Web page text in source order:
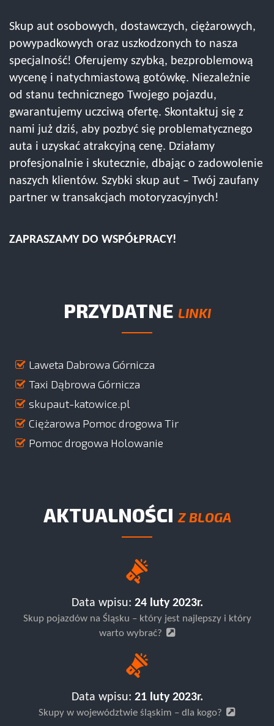
Skup aut osobowych, dostawczych, ciężarowych,
powypadkowych oraz uszkodzonych to nasza
specjalność! Oferujemy szybką, bezproblemową
wycenę i natychmiastową gotówkę. Niezależnie
od stanu technicznego Twojego pojazdu,
gwarantujemy uczciwą ofertę. Skontaktuj się z
nami już dziś, aby pozbyć się problematycznego
auta i uzyskać atrakcyjną cenę. Działamy
profesjonalnie i skutecznie, dbając o zadowolenie
naszych klientów. Szybki skup aut – Twój zaufany
partner w transakcjach motoryzacyjnych!
ZAPRASZAMY DO WSPÓŁPRACY!
PRZYDATNE LINKI
Laweta Dabrowa Górnicza
Taxi Dąbrowa Górnicza
skupaut-katowice.pl
Ciężarowa Pomoc drogowa Tir
Pomoc drogowa Holowanie
AKTUALNOŚCI Z BLOGA
Data wpisu: 24 luty 2023r.
Skup pojazdów na Śląsku – który jest najlepszy i który
warto wybrać?
Data wpisu: 21 luty 2023r.
Skupy w województwie śląskim – dla kogo?